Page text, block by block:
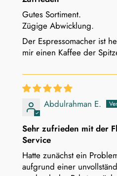
Gutes Sortiment.
Zügige Abwicklung.
Der Espressomacher ist
mir einen Kaffee der
Abdulrahman E.
Sehr zufrieden mit der
Service
Hatte zunächst ein
aufgrund einer